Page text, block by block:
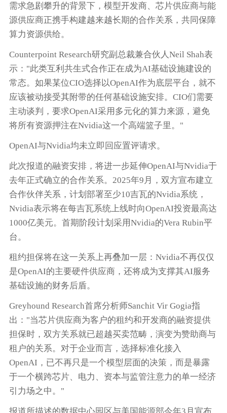
需求急剧攀升的背景下，模型开发商、芯片供应商与能
源供应商正携手构建越来越长期的合作关系，共同保障
算力资源供给。
Counterpoint Research研究副总裁兼合伙人Neil Shah表
示："此类互利共生式合作正在成为AI基础设施建设的
常态。如果某位CIO选择以OpenAI作为底层平台，就不
应该被动接受其附带的任何基础设施安排。CIO们需要
主动谈判，要求OpenAI采用多元化的算力来源，避免
将所有资源押注在Nvidia这一个高端篮子里。"
OpenAI与Nvidia均未立即回应置评请求。
此次报道的融资安排，将进一步延伸OpenAI与Nvidia于
去年正式确立的合作关系。2025年9月，双方宣布建立
合作伙伴关系，计划部署至少10吉瓦的Nvidia系统，
Nvidia表示将在每吉瓦系统上线时向OpenAI投资最高达
1000亿美元。首期阶段计划采用Nvidia的Vera Rubin平
台。
租约担保将在这一关系上再叠加一层：Nvidia不再仅仅
是OpenAI的主要硬件供应商，还将成为支撑其AI服务
基础设施的财务后盾。
Greyhound Research首席分析师Sanchit Vir Gogia指
出："当芯片供应商为客户的租约和开发商的融资提供
担保时，双方关系就已超越买卖范畴，演变为赞助商与
租户的关系。对于企业而言，选择标准化接入
OpenAI，已不再只是一个模型层面的决策，而是暴露
于一个横跨芯片、电力、资本与监管注意力的单一经济
引力场之中。"